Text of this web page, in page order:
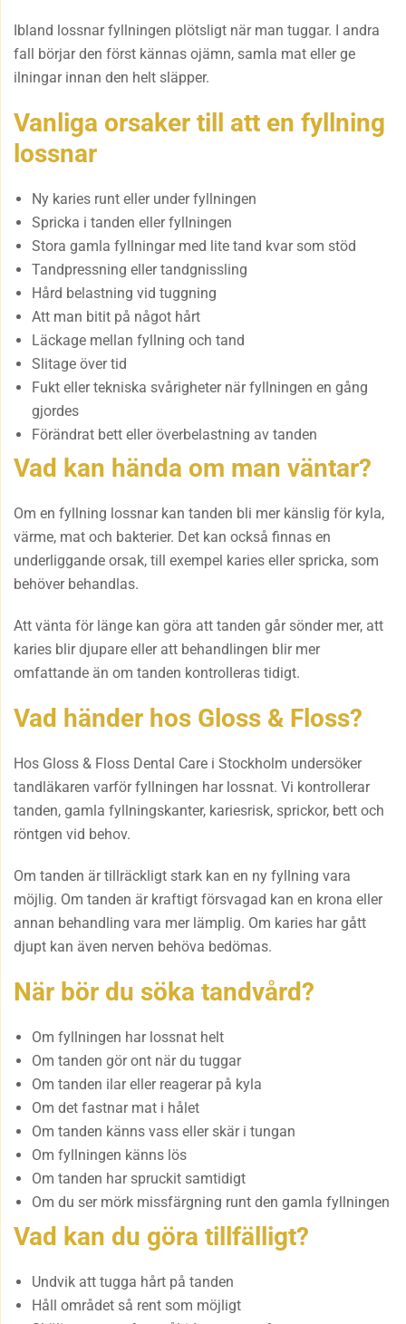
Ibland lossnar fyllningen plötsligt när man tuggar. I andra
fall börjar den först kännas ojämn, samla mat eller ge
ilningar innan den helt släpper.
Vanliga orsaker till att en fyllning
lossnar
Ny karies runt eller under fyllningen
Spricka i tanden eller fyllningen
Stora gamla fyllningar med lite tand kvar som stöd
Tandpressning eller tandgnissling
Hård belastning vid tuggning
Att man bitit på något hårt
Läckage mellan fyllning och tand
Slitage över tid
Fukt eller tekniska svårigheter när fyllningen en gång
gjordes
Förändrat bett eller överbelastning av tanden
Vad kan hända om man väntar?
Om en fyllning lossnar kan tanden bli mer känslig för kyla,
värme, mat och bakterier. Det kan också finnas en
underliggande orsak, till exempel karies eller spricka, som
behöver behandlas.
Att vänta för länge kan göra att tanden går sönder mer, att
karies blir djupare eller att behandlingen blir mer
omfattande än om tanden kontrolleras tidigt.
Vad händer hos Gloss & Floss?
Hos Gloss & Floss Dental Care i Stockholm undersöker
tandläkaren varför fyllningen har lossnat. Vi kontrollerar
tanden, gamla fyllningskanter, kariesrisk, sprickor, bett och
röntgen vid behov.
Om tanden är tillräckligt stark kan en ny fyllning vara
möjlig. Om tanden är kraftigt försvagad kan en krona eller
annan behandling vara mer lämplig. Om karies har gått
djupt kan även nerven behöva bedömas.
När bör du söka tandvård?
Om fyllningen har lossnat helt
Om tanden gör ont när du tuggar
Om tanden ilar eller reagerar på kyla
Om det fastnar mat i hålet
Om tanden känns vass eller skär i tungan
Om fyllningen känns lös
Om tanden har spruckit samtidigt
Om du ser mörk missfärgning runt den gamla fyllningen
Vad kan du göra tillfälligt?
Undvik att tugga hårt på tanden
Håll området så rent som möjligt